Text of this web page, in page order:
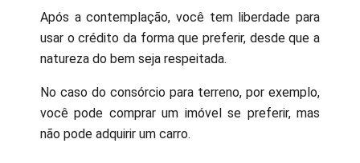
Após a contemplação, você tem liberdade para
usar o crédito da forma que preferir, desde que a
natureza do bem seja respeitada.
No caso do consórcio para terreno, por exemplo,
você pode comprar um imóvel se preferir, mas
não pode adquirir um carro.